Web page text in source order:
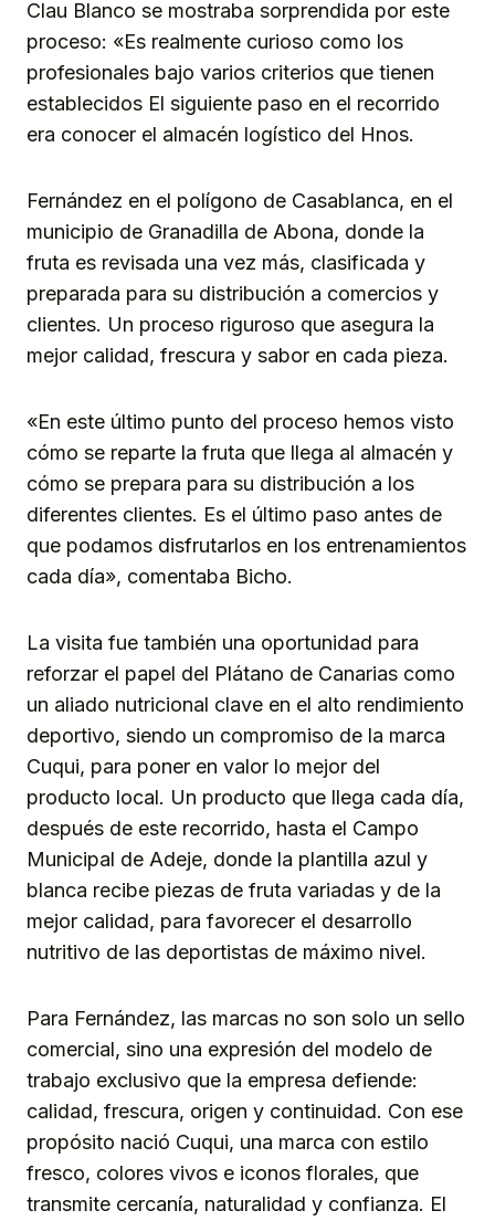
Clau Blanco se mostraba sorprendida por este
proceso: «Es realmente curioso como los
profesionales bajo varios criterios que tienen
establecidos El siguiente paso en el recorrido
era conocer el almacén logístico del Hnos.
Fernández en el polígono de Casablanca, en el
municipio de Granadilla de Abona, donde la
fruta es revisada una vez más, clasificada y
preparada para su distribución a comercios y
clientes. Un proceso riguroso que asegura la
mejor calidad, frescura y sabor en cada pieza.
«En este último punto del proceso hemos visto
cómo se reparte la fruta que llega al almacén y
cómo se prepara para su distribución a los
diferentes clientes. Es el último paso antes de
que podamos disfrutarlos en los entrenamientos
cada día», comentaba Bicho.
La visita fue también una oportunidad para
reforzar el papel del Plátano de Canarias como
un aliado nutricional clave en el alto rendimiento
deportivo, siendo un compromiso de la marca
Cuqui, para poner en valor lo mejor del
producto local. Un producto que llega cada día,
después de este recorrido, hasta el Campo
Municipal de Adeje, donde la plantilla azul y
blanca recibe piezas de fruta variadas y de la
mejor calidad, para favorecer el desarrollo
nutritivo de las deportistas de máximo nivel.
Para Fernández, las marcas no son solo un sello
comercial, sino una expresión del modelo de
trabajo exclusivo que la empresa defiende:
calidad, frescura, origen y continuidad. Con ese
propósito nació Cuqui, una marca con estilo
fresco, colores vivos e iconos florales, que
transmite cercanía, naturalidad y confianza. El